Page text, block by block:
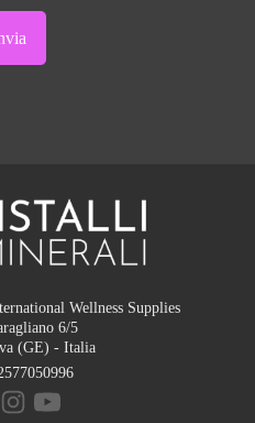
Wellness Supplies
6/5
(GE) - Italia